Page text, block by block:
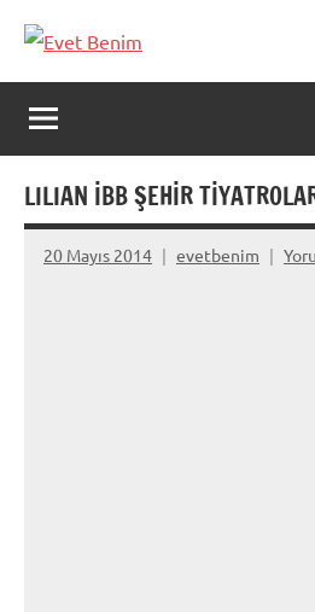
geç
Evet
Benim
LILIAN İBB ŞEHİR
20 Mayıs 2014 evetbenim